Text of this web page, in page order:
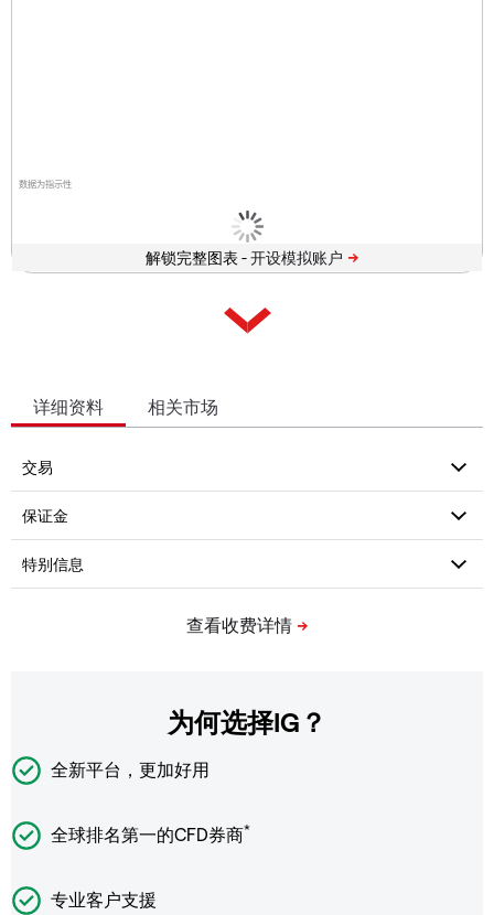
数据为指示性
解锁完整图表 -
详细资料 相关市场
为何选择IG？
全新平台，更加好用
全球排名第一的CFD券商*
专业客户支援